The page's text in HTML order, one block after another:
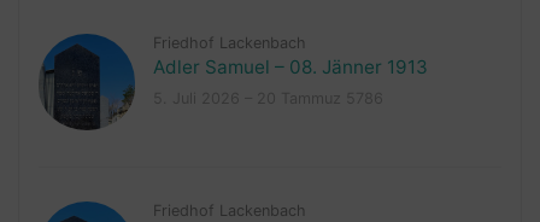
Friedhof Lackenbach
Adler Samuel – 08. Jänner 1913
Friedhof Lackenbach